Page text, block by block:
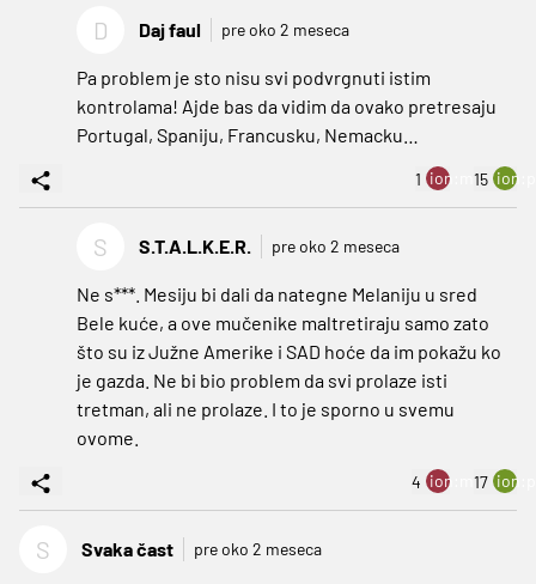
D Daj faul pre oko 2 meseca
Pa problem je sto nisu svi podvrgnuti istim
kontrolama! Ajde bas da vidim da ovako pretresaju
Portugal, Spaniju, Francusku, Nemacku…
1 ion:minus
15
S S.T.A.L.K.E.R. pre oko 2 meseca
Ne s***. Mesiju bi dali da nategne Melaniju u sred
Bele kuće, a ove mučenike maltretiraju samo zato
što su iz Južne Amerike i SAD hoće da im pokažu ko
je gazda. Ne bi bio problem da svi prolaze isti
tretman, ali ne prolaze. I to je sporno u svemu
ovome.
4 ion:minus
17
S Svaka čast pre oko 2 meseca